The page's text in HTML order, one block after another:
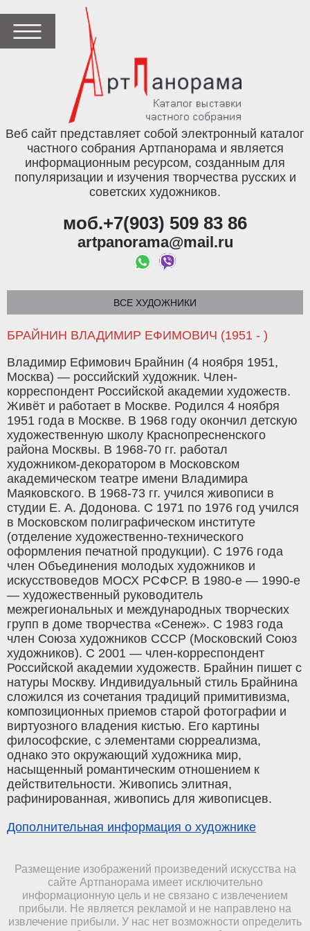
Веб сайт представляет собой электронный каталог
частного собрания Артпанорама и является
информационным ресурсом, созданным для
популяризации и изучения творчества русских и
советских художников.
моб.+7(903) 509 83 86
artpanorama@mail.ru
ВСЕ ХУДОЖНИКИ
БРАЙНИН ВЛАДИМИР ЕФИМОВИЧ (1951 - )
Владимир Ефимович Брайнин (4 ноября 1951,
Москва) — российский художник. Член-
корреспондент Российской академии художеств.
Живёт и работает в Москве. Родился 4 ноября
1951 года в Москве. В 1968 году окончил детскую
художественную школу Краснопресненского
района Москвы. В 1968-70 гг. работал
художником-декоратором в Московском
академическом театре имени Владимира
Маяковского. В 1968-73 гг. учился живописи в
студии Е. А. Додонова. С 1971 по 1976 год учился
в Московском полиграфическом институте
(отделение художественно-технического
оформления печатной продукции). С 1976 года
член Объединения молодых художников и
искусствоведов МОСХ РСФСР. В 1980-е — 1990-е
— художественный руководитель
межрегиональных и международных творческих
групп в доме творчества «Сенеж». С 1983 года
член Союза художников СССР (Московский Союз
художников). С 2001 — член-корреспондент
Российской академии художеств. Брайнин пишет с
натуры Москву. Индивидуальный стиль Брайнина
сложился из сочетания традиций примитивизма,
композиционных приемов старой фотографии и
виртуозного владения кистью. Его картины
философские, с элементами сюрреализма,
однако это окружающий художника мир,
насыщенный романтическим отношением к
действительности. Живопись элитная,
рафинированная, живопись для живописцев.
Дополнительная информация о художнике
Размещение изображений произведений искусства на
сайте Артпанорама имеет исключительно
информационную цель и не связано с извлечением
прибыли. Не является рекламой и не направлено на
извлечение прибыли. У нас нет возможности определить